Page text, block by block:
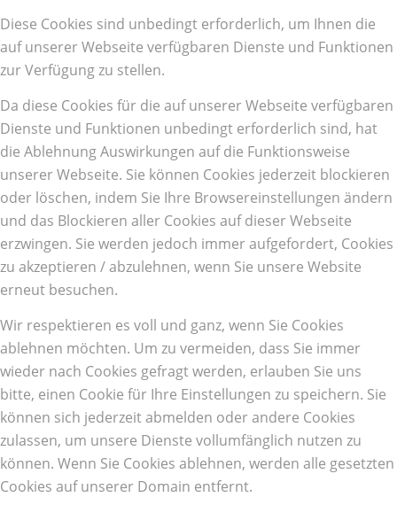
Diese Cookies sind unbedingt erforderlich, um Ihnen die
auf unserer Webseite verfügbaren Dienste und Funktionen
zur Verfügung zu stellen.
Da diese Cookies für die auf unserer Webseite verfügbaren
Dienste und Funktionen unbedingt erforderlich sind, hat
die Ablehnung Auswirkungen auf die Funktionsweise
unserer Webseite. Sie können Cookies jederzeit blockieren
oder löschen, indem Sie Ihre Browsereinstellungen ändern
und das Blockieren aller Cookies auf dieser Webseite
erzwingen. Sie werden jedoch immer aufgefordert, Cookies
zu akzeptieren / abzulehnen, wenn Sie unsere Website
erneut besuchen.
Wir respektieren es voll und ganz, wenn Sie Cookies
ablehnen möchten. Um zu vermeiden, dass Sie immer
wieder nach Cookies gefragt werden, erlauben Sie uns
bitte, einen Cookie für Ihre Einstellungen zu speichern. Sie
können sich jederzeit abmelden oder andere Cookies
zulassen, um unsere Dienste vollumfänglich nutzen zu
können. Wenn Sie Cookies ablehnen, werden alle gesetzten
Cookies auf unserer Domain entfernt.